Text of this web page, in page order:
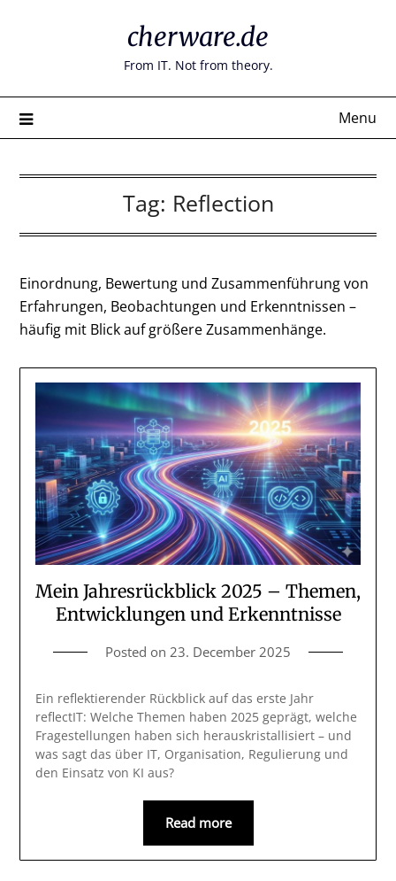
cherware.de
From IT. Not from theory.
Menu
Tag: Reflection
Einordnung, Bewertung und Zusammenführung von
Erfahrungen, Beobachtungen und Erkenntnissen –
häufig mit Blick auf größere Zusammenhänge.
Mein Jahresrückblick 2025 – Themen,
Entwicklungen und Erkenntnisse
Posted on 23. December 2025
Ein reflektierender Rückblick auf das erste Jahr
reflectIT: Welche Themen haben 2025 geprägt, welche
Fragestellungen haben sich herauskristallisiert – und
was sagt das über IT, Organisation, Regulierung und
den Einsatz von KI aus?
Read more